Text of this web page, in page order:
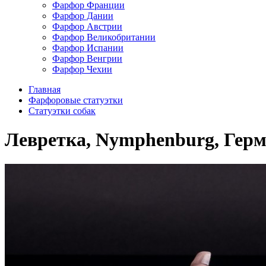
Фарфор Франции
Фарфор Дании
Фарфор Австрии
Фарфор Великобритании
Фарфор Испании
Фарфор Венгрии
Фарфор Чехии
Главная
Фарфоровые статуэтки
Cтатуэтки собак
Левретка, Nymphenburg,